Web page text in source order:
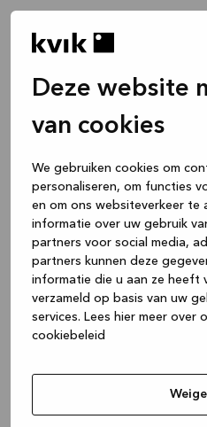
Deze website
van cookies
We gebruiken cookies om
personaliseren, om functies
en om ons websiteverkeer te
informatie over uw gebruik
partners voor social media,
partners kunnen deze
informatie die u aan ze heeft
verzameld op basis van uw
services. Lees hier meer over
cookiebeleid
(see